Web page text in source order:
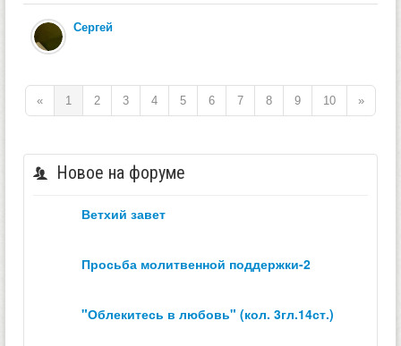
Сергей
« 1 2 3 4 5 6 7 8 9 10 »
Новое на форуме
ветхий завет
просьба молитвенной поддержки-2
"облекитесь в любовь" (кол. 3гл.14ст.)